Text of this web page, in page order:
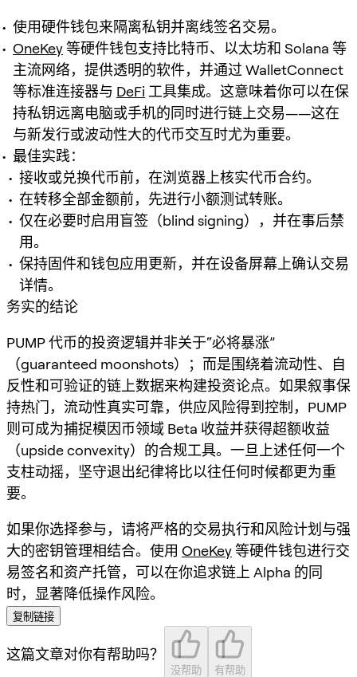
使用硬件钱包来隔离私钥并离线签名交易。
OneKey等硬件钱包支持比特币、以太坊和 Solana 等
主流网络，提供透明的软件，并通过 WalletConnect
等标准连接器与 DeFi 工具集成。这意味着你可以在保
持私钥远离电脑或手机的同时进行链上交易——这在
与新发行或波动性大的代币交互时尤为重要。
最佳实践：
接收或兑换代币前，在浏览器上核实代币合约。
在转移全部金额前，先进行小额测试转账。
仅在必要时启用盲签（blind signing），并在事后禁
用。
保持固件和钱包应用更新，并在设备屏幕上确认交易
详情。
务实的结论
PUMP 代币的投资逻辑并非关于“必将暴涨”
（guaranteed moonshots）；而是围绕着流动性、自
反性和可验证的链上数据来构建投资论点。如果叙事保
持热门，流动性真实可靠，供应风险得到控制，PUMP
则可成为捕捉模因币领域 Beta 收益并获得超额收益
（upside convexity）的合规工具。一旦上述任何一个
支柱动摇，坚守退出纪律将比以往任何时候都更为重
要。
如果你选择参与，请将严格的交易执行和风险计划与强
大的密钥管理相结合。使用 OneKey等硬件钱包进行交
易签名和资产托管，可以在你追求链上 Alpha 的同
时，显著降低操作风险。
复制链接
这篇文章对你有帮助吗？
没帮助 有帮助